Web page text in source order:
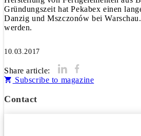
Gründungszeit hat Pekabex einen
Danzig und Mszczonów bei
werden.
10.03.2017
Share article:
Subscribe to magazine
Contact